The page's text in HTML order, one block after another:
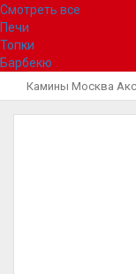
Смотреть все
Печи
Топки
Барбекю
Камины Москва